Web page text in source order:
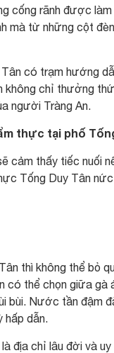
cống rãnh được
mà từ những cột
có trạm hướng
không chỉ thưởng
người Tràng An.
thực tại phố
cảm thấy tiếc nuối
Tống Duy Tân
thì không thể bỏ
có thể chọn giữa
bùi. Nước tần đậm
hấp dẫn.
địa chỉ lâu đời và